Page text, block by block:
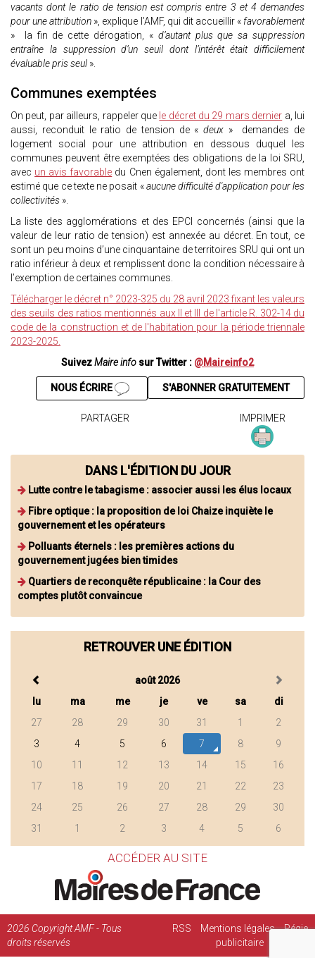
vacants dont le ratio de tension est compris entre 3 et 4 demandes
pour une attribution », explique l’AMF, qui dit accueillir «favorablement
» la fin de cette dérogation, « d’autant plus que sa suppression
entraîne la suppression d’un seuil dont l’intérêt était difficilement
évaluable pris seul ».
Communes exemptées
On peut, par ailleurs, rappeler que le décret du 29 mars dernier a, lui
aussi, reconduit le ratio de tension de « deux » demandes de
logement social pour une attribution en dessous duquel les
communes peuvent être exemptées des obligations de la loi SRU,
avec un avis favorable du Cnen également, dont les membres ont
estimé que ce texte ne posait «aucune difficulté d'application pour les
collectivités ».
La liste des agglomérations et des EPCI concernés (ainsi que la
valeur de leur ratio de tension) est annexée au décret. En tout, ce
sont un peu moins d’une cinquantaine de territoires SRU qui ont un
ratio inférieur à deux et remplissent donc la condition nécessaire à
l’exemption de certaines communes.
Télécharger le décret n° 2023-325 du 28 avril 2023 fixant les valeurs
des seuils des ratios mentionnés aux II et III de l'article R. 302-14 du
code de la construction et de l'habitation pour la période triennale
2023-2025.
SuivezMaire info sur Twitter : @Maireinfo2
S'ABONNER GRATUITEMENT
NOUS ÉCRIRE
PARTAGER IMPRIMER
DANS L'ÉDITION DU JOUR
Lutte contre le tabagisme : associer aussi les élus locaux
Fibre optique : la proposition de loi Chaize inquiète le
gouvernement et les opérateurs
Polluants éternels : les premières actions du
gouvernement jugées bien timides
Quartiers de reconquête républicaine : la Cour des
comptes plutôt convaincue
RETROUVER UNE ÉDITION
août 2026
lu
ma me je ve sa
di
27
28 29 30 31 1
2
3
4 5 6 7 8
9
10
11 12 13 14 15
16
17
18 19 20 21 22
23
24
25 26 27 28 29
30
31
1 2 3 4 5 6
ACCÉDER AU SITE
2026 Copyright AMF - Tous
droits réservés
RSS Mentions légales
Régie
publicitaire